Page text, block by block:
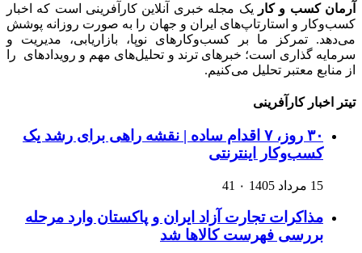
آرمان کسب و کار
یک مجله خبری آنلاین کارآفرینی است که اخبار
کسب‌وکار و استارتاپ‌های ایران و جهان را به صورت روزانه پوشش
می‌دهد. تمرکز ما بر کسب‌وکارهای نوپا، بازاریابی، مدیریت و
سرمایه گذاری است؛ خبرهای ترند و تحلیل‌های مهم و رویدادهای را
از منابع معتبر تحلیل می‌کنیم.
تیتر اخبار کارآفرینی
۳۰ روز، ۷ اقدام ساده | نقشه راهی برای رشد یک
کسب‌وکار اینترنتی
15 مرداد 1405 ۰ 41
مذاکرات تجارت آزاد ایران و پاکستان وارد مرحله
بررسی فهرست کالاها شد